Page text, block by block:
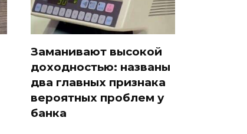
Заманивают высокой
доходностью: названы
два главных признака
вероятных проблем у
банка